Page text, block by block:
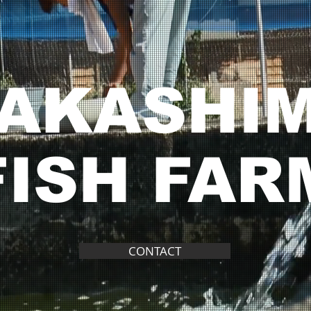
CONTACT